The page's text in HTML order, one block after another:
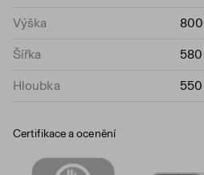
Výška
Šířka
Hloubka
Certifikace a ocenění